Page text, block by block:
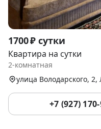
Item
1
of
1700 ₽ сутки
Квартира на сутки
2-комнатная
улица Володарского,
+7 (927) 170-